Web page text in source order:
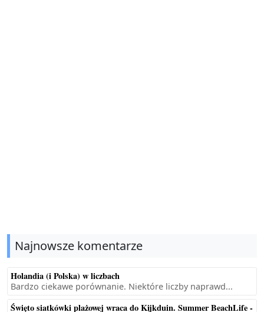
Najnowsze komentarze
Holandia (i Polska) w liczbach
Bardzo ciekawe porównanie. Niektóre liczby naprawd...
Święto siatkówki plażowej wraca do Kijkduin. Summer BeachLife -